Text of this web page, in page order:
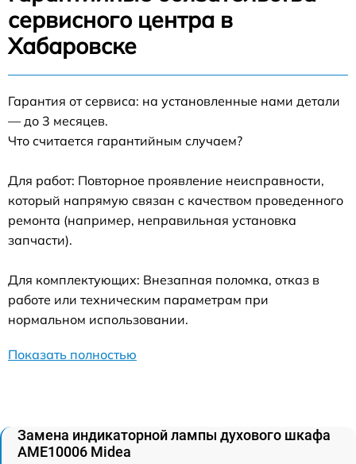
сервисного центра в
Хабаровске
Гарантия от сервиса: на установленные нами детали
— до 3 месяцев.
Что считается гарантийным случаем?
Для работ: Повторное проявление неисправности,
который напрямую связан с качеством проведенного
ремонта (например, неправильная установка
запчасти).
Для комплектующих: Внезапная поломка, отказ в
работе или техническим параметрам при
нормальном использовании.
Показать полностью
Замена индикаторной лампы духового шкафа
AME10006 Midea